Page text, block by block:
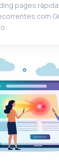
pages
com